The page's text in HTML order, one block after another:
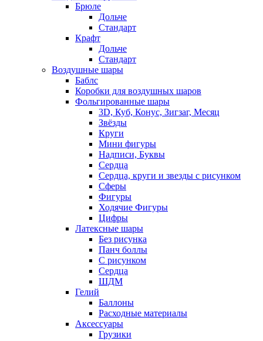
Брюле
Дольче
Стандарт
Крафт
Дольче
Стандарт
Воздушные шары
Баблс
Коробки для воздушных шаров
Фольгированные шары
3D, Куб, Конус, Зигзаг, Месяц
Звёзды
Круги
Мини фигуры
Надписи, Буквы
Сердца
Сердца, круги и звезды с рисунком
Сферы
Фигуры
Ходячие Фигуры
Цифры
Латексные шары
Без рисунка
Панч боллы
С рисунком
Сердца
ШДМ
Гелий
Баллоны
Расходные материалы
Аксессуары
Грузики